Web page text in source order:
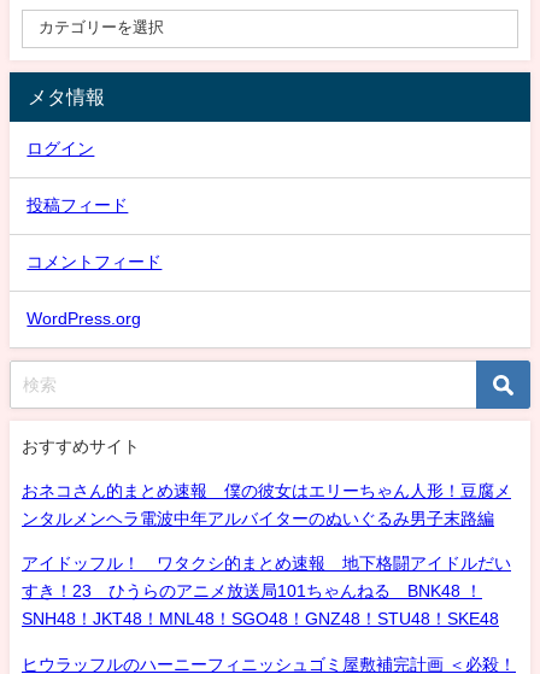
メタ情報
ログイン
投稿フィード
コメントフィード
WordPress.org
おすすめサイト
おネコさん的まとめ速報 僕の彼女はエリーちゃん人形！豆腐メ
ンタルメンヘラ電波中年アルバイターのぬいぐるみ男子末路編
アイドッフル！ ワタクシ的まとめ速報 地下格闘アイドルだい
すき！23 ひうらのアニメ放送局101ちゃんねる BNK48 ！
SNH48！JKT48！MNL48！SGO48！GNZ48！STU48！SKE48
ヒウラッフルのハーニーフィニッシュゴミ屋敷補完計画 ＜必殺！